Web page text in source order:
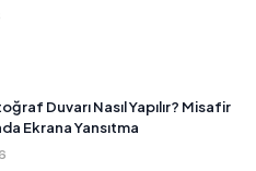
Duvarı Nasıl Yapılır? Misafir
Ekrana Yansıtma